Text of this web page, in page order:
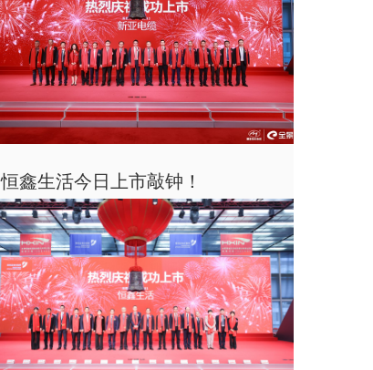
恒鑫生活今日上市敲钟！